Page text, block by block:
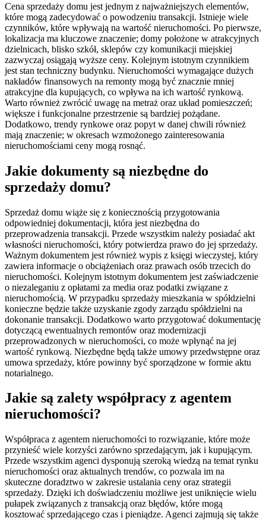
Cena sprzedaży domu jest jednym z najważniejszych elementów,
które mogą zadecydować o powodzeniu transakcji. Istnieje wiele
czynników, które wpływają na wartość nieruchomości. Po pierwsze,
lokalizacja ma kluczowe znaczenie; domy położone w atrakcyjnych
dzielnicach, blisko szkół, sklepów czy komunikacji miejskiej
zazwyczaj osiągają wyższe ceny. Kolejnym istotnym czynnikiem
jest stan techniczny budynku. Nieruchomości wymagające dużych
nakładów finansowych na remonty mogą być znacznie mniej
atrakcyjne dla kupujących, co wpływa na ich wartość rynkową.
Warto również zwrócić uwagę na metraż oraz układ pomieszczeń;
większe i funkcjonalne przestrzenie są bardziej pożądane.
Dodatkowo, trendy rynkowe oraz popyt w danej chwili również
mają znaczenie; w okresach wzmożonego zainteresowania
nieruchomościami ceny mogą rosnąć.
Jakie dokumenty są niezbędne do
sprzedaży domu?
Sprzedaż domu wiąże się z koniecznością przygotowania
odpowiedniej dokumentacji, która jest niezbędna do
przeprowadzenia transakcji. Przede wszystkim należy posiadać akt
własności nieruchomości, który potwierdza prawo do jej sprzedaży.
Ważnym dokumentem jest również wypis z księgi wieczystej, który
zawiera informacje o obciążeniach oraz prawach osób trzecich do
nieruchomości. Kolejnym istotnym dokumentem jest zaświadczenie
o niezaleganiu z opłatami za media oraz podatki związane z
nieruchomością. W przypadku sprzedaży mieszkania w spółdzielni
konieczne będzie także uzyskanie zgody zarządu spółdzielni na
dokonanie transakcji. Dodatkowo warto przygotować dokumentację
dotyczącą ewentualnych remontów oraz modernizacji
przeprowadzonych w nieruchomości, co może wpłynąć na jej
wartość rynkową. Niezbędne będą także umowy przedwstępne oraz
umowa sprzedaży, które powinny być sporządzone w formie aktu
notarialnego.
Jakie są zalety współpracy z agentem
nieruchomości?
Współpraca z agentem nieruchomości to rozwiązanie, które może
przynieść wiele korzyści zarówno sprzedającym, jak i kupującym.
Przede wszystkim agenci dysponują szeroką wiedzą na temat rynku
nieruchomości oraz aktualnych trendów, co pozwala im na
skuteczne doradztwo w zakresie ustalania ceny oraz strategii
sprzedaży. Dzięki ich doświadczeniu możliwe jest uniknięcie wielu
pułapek związanych z transakcją oraz błędów, które mogą
kosztować sprzedającego czas i pieniądze. Agenci zajmują się także